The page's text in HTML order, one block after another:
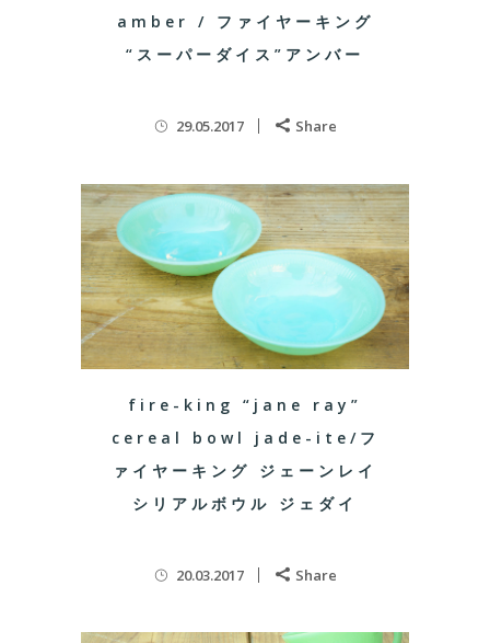
amber / ファイヤーキング
“スーパーダイス”アンバー
29.05.2017 Share
fire-king “jane ray”
cereal bowl jade-ite/フ
ァイヤーキング ジェーンレイ
シリアルボウル ジェダイ
20.03.2017 Share